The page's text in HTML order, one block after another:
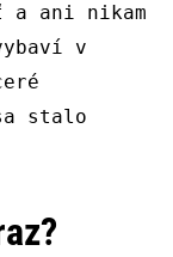
a ani nikam
v
stalo